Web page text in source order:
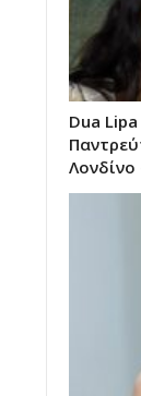
Dua